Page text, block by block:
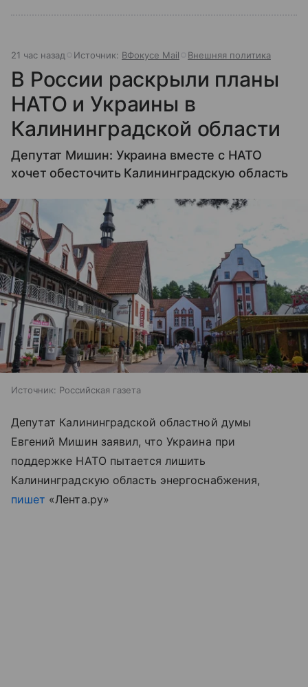
21 час назад Источник: ВФокусе Mail Внешняя политика
В России раскрыли планы
НАТО и Украины в
Калининградской области
Депутат Мишин: Украина вместе с НАТО
хочет обесточить Калининградскую область
Источник: Российская газета
Депутат Калининградской областной думы
Евгений Мишин заявил, что Украина при
поддержке НАТО пытается лишить
Калининградскую область энергоснабжения,
пишет «Лента.ру»